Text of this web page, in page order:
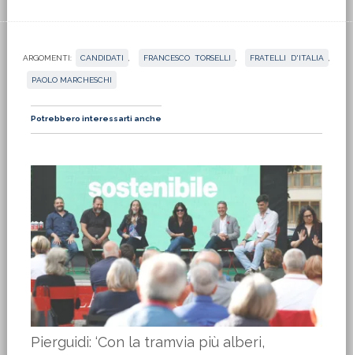
ARGOMENTI: CANDIDATI FRANCESCO TORSELLI FRATELLI D'ITALIA
PAOLO MARCHESCHI
Potrebbero interessarti anche
Pierguidi: ‘Con la tramvia più alberi,